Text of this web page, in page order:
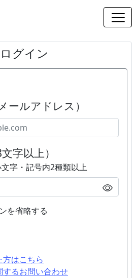
ログイン
メールアドレス）
文字以上）
字・記号内2種類以上
を省略する
はこちら
るお問い合わせ